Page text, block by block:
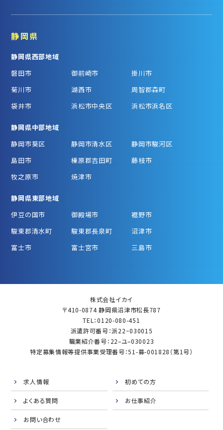
静岡県
静岡県西部地域
磐田市
御前崎市
掛川市
菊川市
湖西市
周智郡森町
袋井市
浜松市中央区 浜松市浜名区
静岡県中部地域
静岡市葵区
静岡市清水区
静岡市駿河区
島田市
榛原郡吉田町
藤枝市
牧之原市
焼津市
静岡県東部地域
伊豆の国市
御殿場市
裾野市
駿東郡清水町
駿東郡長泉町
沼津市
富士市
富士宮市 三島市
株式会社イカイ
〒410-0874 静岡県沼津市松長787
TEL：0120-080-451
派遣許可番号：派22−030015
職業紹介番号：22–ユ–030023
特定募集情報等提供事業受理番号：51-募-001828（第1号）
求人情報 初めての方
よくある質問 お仕事紹介
お問い合わせ